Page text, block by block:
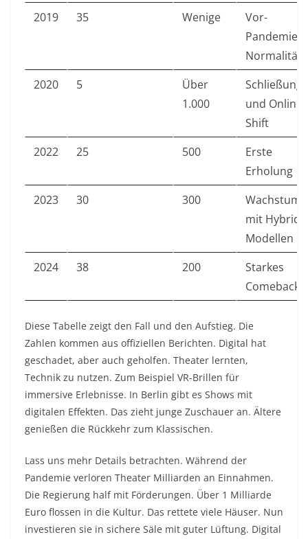
2019 35 Wenige
Vor-
Pandemie
Normalität
2020
5
Über
1.000
und Online-
Shift
2022
25 500
Erste
Erholung
2023
30 300
Wachstum
mit Hybrid-
Modellen
2024
38 200
Starkes
Comeback
Diese Tabelle zeigt den Fall und den Aufstieg. Die
Zahlen kommen aus offiziellen Berichten. Digital hat
geschadet, aber auch geholfen. Theater lernten,
Technik zu nutzen. Zum Beispiel VR-Brillen für
immersive Erlebnisse. In Berlin gibt es Shows mit
digitalen Effekten. Das zieht junge Zuschauer an. Ältere
genießen die Rückkehr zum Klassischen.
Lass uns mehr Details betrachten. Während der
Pandemie verloren Theater Milliarden an Einnahmen.
Die Regierung half mit Förderungen. Über 1 Milliarde
Euro flossen in die Kultur. Das rettete viele Häuser. Nun
investieren sie in sichere Säle mit guter Lüftung. Digital